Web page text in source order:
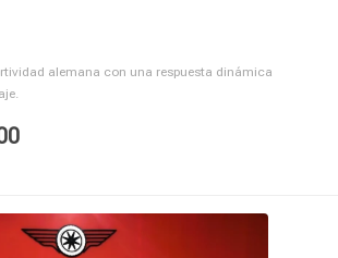
alemana con una respuesta dinámica